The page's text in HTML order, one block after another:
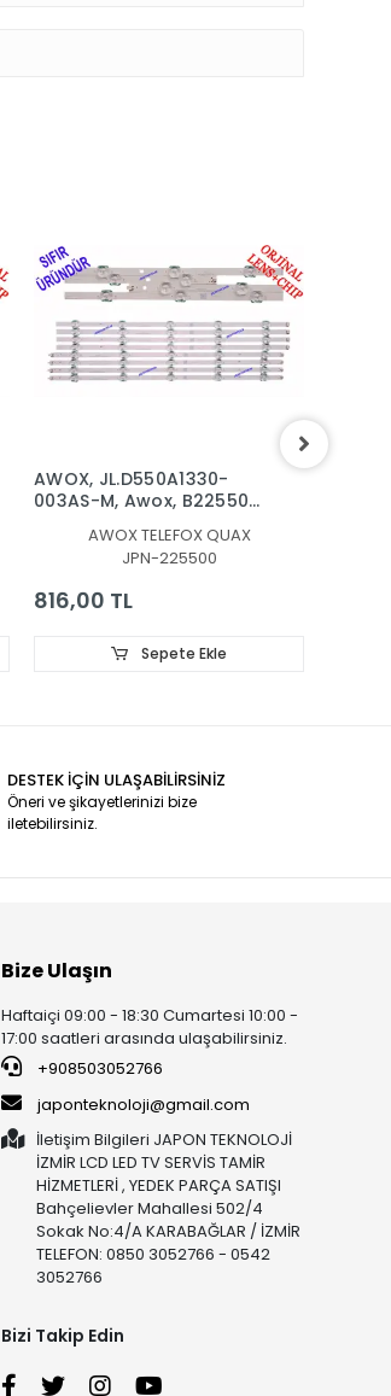
AWOX, JL.D550A1330-
003AS-M, Awox, B225500,
BACKLIGHTAWOX TELEFOX QUAX
JPN-225500
816,00 TL
Sepete Ekle
DESTEK İÇİN ULAŞABİLİRSİNİZ
Öneri ve şikayetlerinizi bize
iletebilirsiniz.
Bize Ulaşın
Haftaiçi 09:00 - 18:30 Cumartesi 10:00 -
17:00 saatleri arasında ulaşabilirsiniz.
+908503052766
japonteknoloji@gmail.com
İletişim Bilgileri JAPON TEKNOLOJİ
İZMİR LCD LED TV SERVİS TAMİR
HİZMETLERİ , YEDEK PARÇA SATIŞI
Bahçelievler Mahallesi 502/4
Sokak No:4/A KARABAĞLAR / İZMİR
TELEFON: 0850 3052766 - 0542
3052766
Bizi Takip Edin